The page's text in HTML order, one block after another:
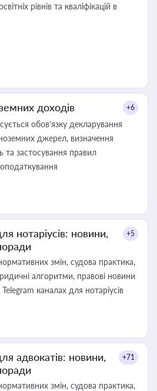
рівнів та кваліфікацій в
доходів +6
обов’язку декларування
джерел, визначення
та застосування правил
нотаріусів: новини,
+5
змін, судова практика,
алгоритми, правові новини
каналах для нотаріусів
адвокатів: новини,
+71
змін, судова практика,